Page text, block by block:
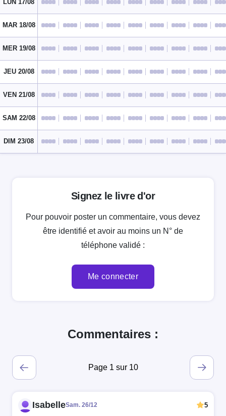
LUN 17/08
MAR 18/08
MER 19/08
JEU 20/08
VEN 21/08
SAM 22/08
DIM 23/08
Signez le livre d'or
Pour pouvoir poster un commentaire, vous devez
être identifié et avoir au moins un N° de
téléphone validé :
Me connecter
Commentaires :
Page 1 sur 10
IsabelleSam. 26/12 5